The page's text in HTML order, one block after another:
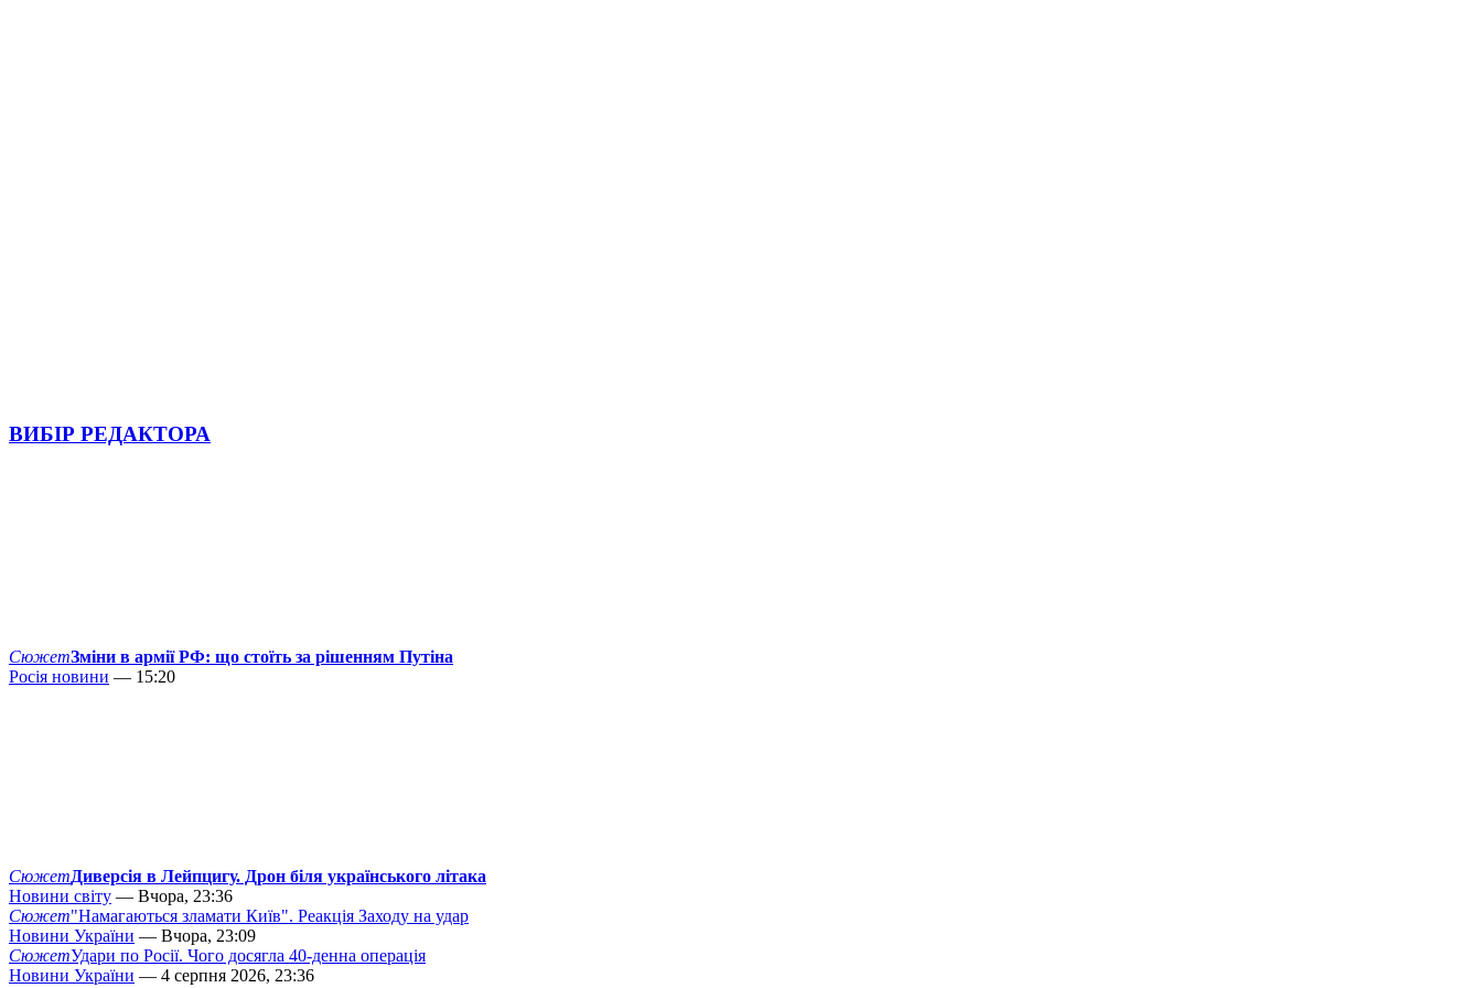
ВИБІР РЕДАКТОРА
СюжетЗміни в армії РФ: що стоїть за рішенням Путіна
Росія новини — 15:20
СюжетДиверсія в Лейпцигу. Дрон біля українського літака
Новини світу — Вчора, 23:36
Сюжет"Намагаються зламати Київ". Реакція Заходу на удар
Новини України — Вчора, 23:09
СюжетУдари по Росії. Чого досягла 40-денна операція
Новини України — 4 серпня 2026, 23:36